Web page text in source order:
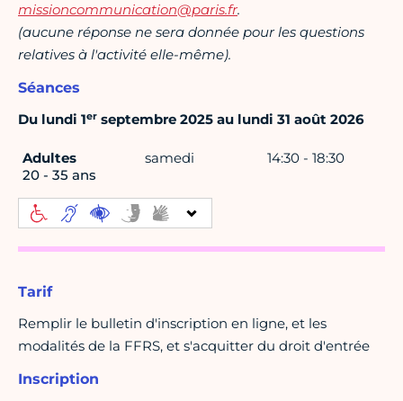
missioncommunication@paris.fr.
(aucune réponse ne sera donnée pour les questions
relatives à l'activité elle-même).
Séances
Du lundi 1er septembre 2025 au lundi 31 août 2026
Adultes
20 - 35 ans
samedi 14:30 - 18:30
Tarif
Remplir le bulletin d'inscription en ligne, et les
modalités de la FFRS, et s'acquitter du droit d'entrée
Inscription